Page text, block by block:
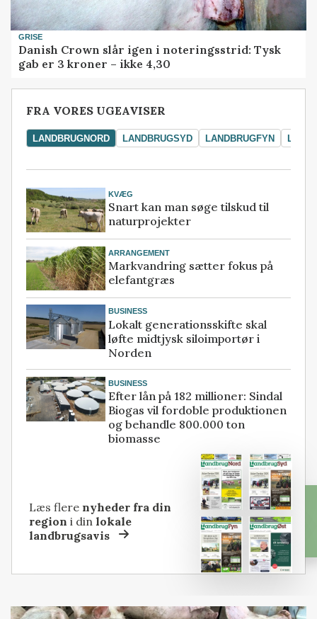
GRISE
Danish Crown slår igen i noteringsstrid: Tysk
gab er 3 kroner – ikke 4,30
FRA VORES UGEAVISER
LANDBRUGNORD LANDBRUGSYD LANDBRUGFYN
KVÆG
Snart kan man søge tilskud til
naturprojekter
ARRANGEMENT
Markvandring sætter fokus på
elefantgræs
BUSINESS
Lokalt generationsskifte skal
løfte midtjysk siloimportør i
Norden
BUSINESS
Efter lån på 182 millioner: Sindal
Biogas vil fordoble produktionen
og behandle 800.000 ton
biomasse
Læs flere nyheder fra din
region i dinlokale
landbrugsavis